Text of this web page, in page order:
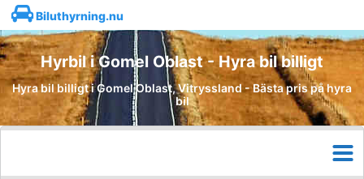
Biluthyrning.nu
Hyrbil i Gomel Oblast - Hyra bil billigt
Hyra bil billigt i Gomel Oblast, Vitryssland - Bästa pris på hyra
bil